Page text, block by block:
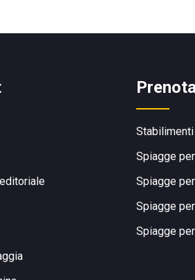
Spiagge
Spiagge
Spiagge
Spiagge